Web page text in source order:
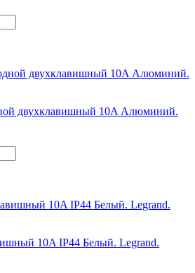
двухклавишный 10A Алюминий.
10A IP44 Белый. Legrand.